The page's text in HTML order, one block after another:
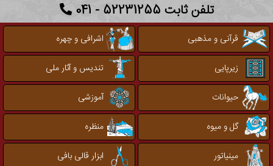
تلفن ثابت 52231255 - 041
قرآنی و مذهبی
اشرافی و چهره
زیرپایی
تندیس و آثار ملی
حیوانات
آموزشی
گل و میوه
منظره
مینیاتور
ابزار قالی بافی